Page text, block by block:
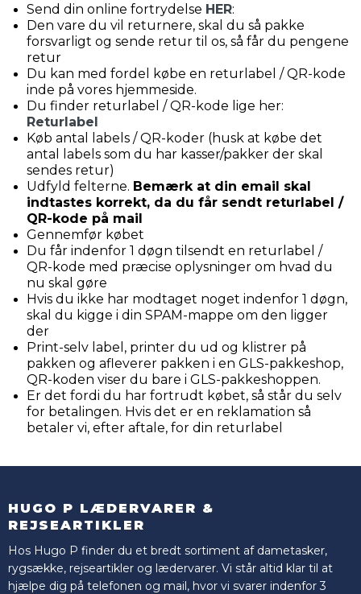
Send din online fortrydelse HER:
Den vare du vil returnere, skal du så pakke
forsvarligt og sende retur til os, så får du pengene
retur
Du kan med fordel købe en returlabel / QR-kode
inde på vores hjemmeside.
Du finder returlabel / QR-kode lige her:
Returlabel
Køb antal labels / QR-koder (husk at købe det
antal labels som du har kasser/pakker der skal
sendes retur)
Udfyld felterne. Bemærk at din email skal
indtastes korrekt, da du får sendt returlabel /
QR-kode på mail
Gennemfør købet
Du får indenfor 1 døgn tilsendt en returlabel /
QR-kode med præcise oplysninger om hvad du
nu skal gøre
Hvis du ikke har modtaget noget indenfor 1 døgn,
skal du kigge i din SPAM-mappe om den ligger
der
Print-selv label, printer du ud og klistrer på
pakken og afleverer pakken i en GLS-pakkeshop,
QR-koden viser du bare i GLS-pakkeshoppen.
Er det fordi du har fortrudt købet, så står du selv
for betalingen. Hvis det er en reklamation så
betaler vi, efter aftale, for din returlabel
HUGO P LÆDERVARER &
REJSEARTIKLER
Hos Hugo P finder du et bredt sortiment af dametasker,
rygsække, rejseartikler og lædervarer. Vi står altid klar til at
hjælpe dig på telefonen og mail, hvor vi svarer indenfor 3